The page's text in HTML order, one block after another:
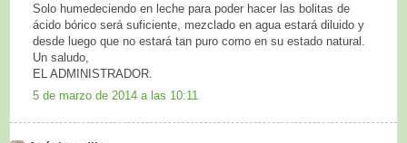
Solo humedeciendo en leche para poder hacer las bolitas de
ácido bórico será suficiente, mezclado en agua estará diluido y
desde luego que no estará tan puro como en su estado natural.
Un saludo,
EL ADMINISTRADOR.
5 de marzo de 2014 a las 10:11